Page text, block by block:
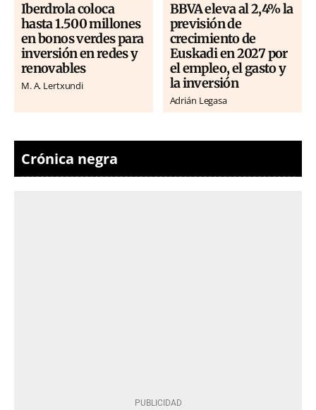
Iberdrola coloca
hasta 1.500 millones
en bonos verdes para
inversión en redes y
renovables
M. A. Lertxundi
BBVA eleva al 2,4% la
previsión de
crecimiento de
Euskadi en 2027 por
el empleo, el gasto y
la inversión
Adrián Legasa
Crónica negra